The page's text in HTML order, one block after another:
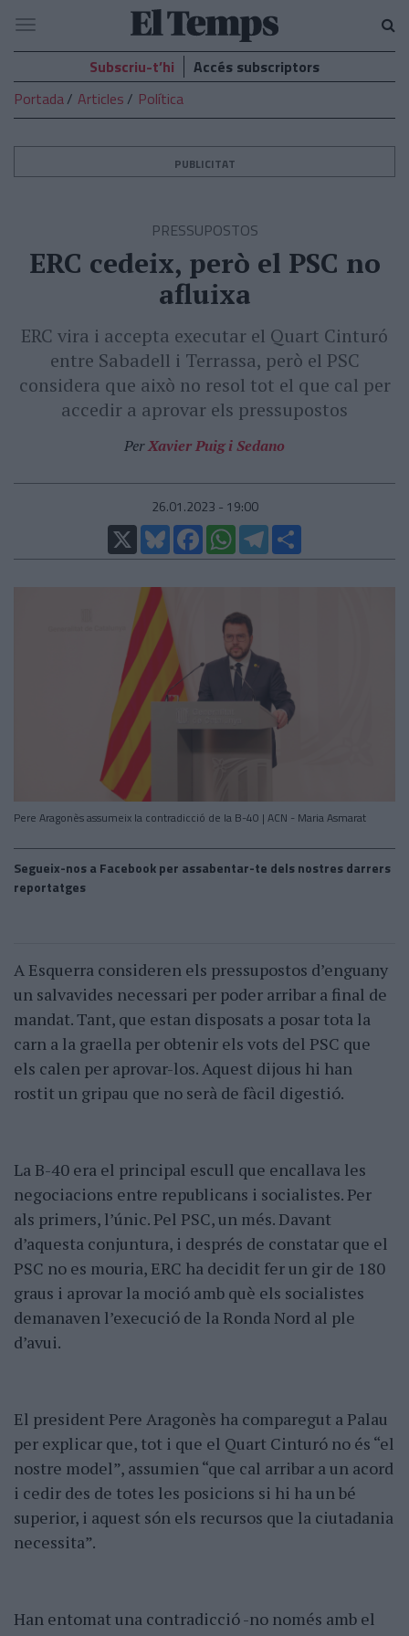
El
Temps
Navegació
Subscriu-t’hi
Accés subscriptors
Portada
Articles Política
PUBLICITAT
PRESSUPOSTOS
ERC cedeix, però el PSC no
afluixa
ERC vira i accepta executar el Quart Cinturó
entre Sabadell i Terrassa, però el PSC
considera que això no resol tot el que cal per
accedir a aprovar els pressupostos
PerXavier Puig i Sedano
26.01.2023 - 19:00
X
BlueskyFacebookWhatsAppTelegram
Pere Aragonès assumeix la contradicció de la B-40 | ACN - Maria Asmarat
Segueix-nos a Facebook per assabentar-te dels nostres darrers
reportatges
A Esquerra consideren els pressupostos d’enguany
un salvavides necessari per poder arribar a final de
mandat. Tant, que estan disposats a posar tota la
carn a la graella per obtenir els vots del PSC que
els calen per aprovar-los. Aquest dijous hi han
rostit un gripau que no serà de fàcil digestió.
La B-40 era el principal escull que encallava les
negociacions entre republicans i socialistes. Per
als primers, l’únic. Pel PSC, un més. Davant
d’aquesta conjuntura, i després de constatar que el
PSC no es mouria, ERC ha decidit fer un gir de 180
graus i aprovar la moció amb què els socialistes
demanaven l’execució de la Ronda Nord al ple
d’avui.
El president Pere Aragonès ha comparegut a Palau
per explicar que, tot i que el Quart Cinturó no és “el
nostre model”, assumien “que cal arribar a un acord
i cedir des de totes les posicions si hi ha un bé
superior, i aquest són els recursos que la ciutadania
necessita”.
Han entomat una contradicció -no només amb el